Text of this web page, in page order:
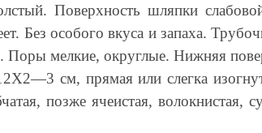
Поверхность шляпки
Без особого вкуса и запаха.
мелкие, округлые. Нижняя
см, прямая или слегка
позже ячеистая, волокнистая,